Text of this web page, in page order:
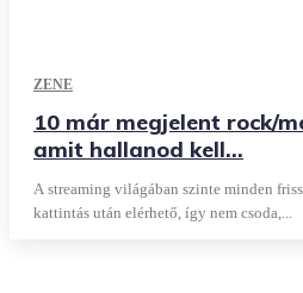
ZENE
10 már megjelent rock/
amit hallanod kell…
A streaming világában szinte minden
kattintás után elérhető, így nem csoda,...